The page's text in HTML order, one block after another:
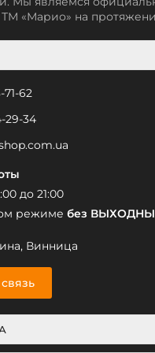
«Марио» на
62
29-34
до 21:00
режиме без
Винница